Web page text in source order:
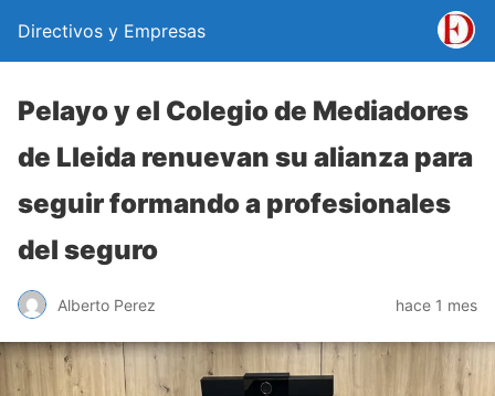
Directivos y Empresas
Pelayo y el Colegio de Mediadores
de Lleida renuevan su alianza para
seguir formando a profesionales
del seguro
Alberto Perez hace 1 mes